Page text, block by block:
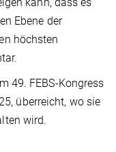
Ebene der
höchsten
49. FEBS-Kongress
überreicht, wo sie
wird.